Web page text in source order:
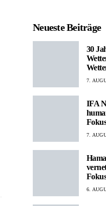
Neueste Beiträge
30
7.
IFA
Fokus
7.
Fokus
6.